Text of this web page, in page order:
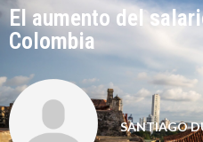
El aumento del
Colombia
SANTIAGO